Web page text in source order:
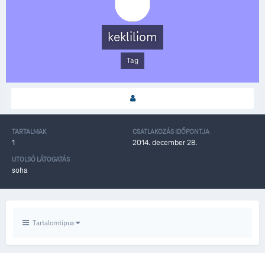
kekliliom
Tag
TARTALMAK
1
CSATLAKOZÁS IDŐPONTJA
2014. december 28.
UTOLSÓ LÁTOGATÁS
soha
Tartalomtípus